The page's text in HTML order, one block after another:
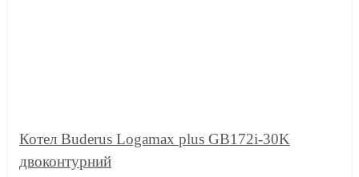
Котел Buderus Logamax plus GB172i-30K
двоконтурний